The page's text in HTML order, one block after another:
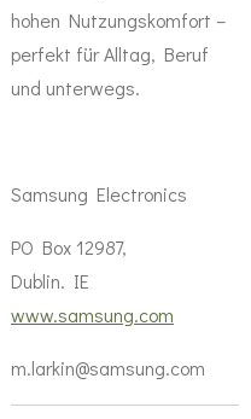
hohen Nutzungskomfort –
perfekt für Alltag, Beruf
und unterwegs.
Samsung Electronics
PO Box 12987,
Dublin. IE
www.samsung.com
m.larkin@samsung.com